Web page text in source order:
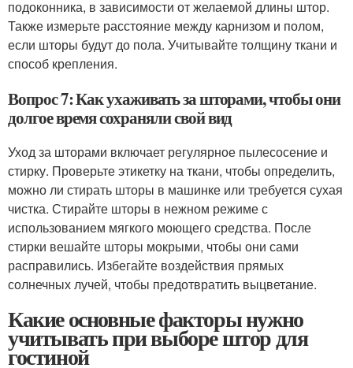
подоконника, в зависимости от желаемой длины штор.
Также измерьте расстояние между карнизом и полом,
если шторы будут до пола. Учитывайте толщину ткани и
способ крепления.
Вопрос 7: Как ухаживать за шторами, чтобы они
долгое время сохраняли свой вид
Уход за шторами включает регулярное пылесосение и
стирку. Проверьте этикетку на ткани, чтобы определить,
можно ли стирать шторы в машинке или требуется сухая
чистка. Стирайте шторы в нежном режиме с
использованием мягкого моющего средства. После
стирки вешайте шторы мокрыми, чтобы они сами
расправились. Избегайте воздействия прямых
солнечных лучей, чтобы предотвратить выцветание.
Какие основные факторы нужно
учитывать при выборе штор для
гостиной